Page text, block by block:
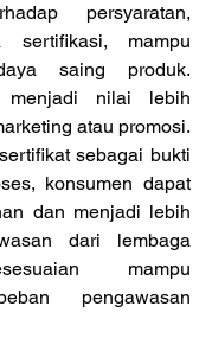
persyaratan,
sertifikasi, mampu
saing produk.
menjadi nilai lebih
atau promosi.
sebagai bukti
konsumen dapat
dan menjadi lebih
dari lembaga
mampu
pengawasan